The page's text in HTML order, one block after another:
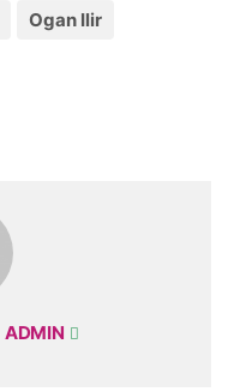
Ogan Ilir
ADMIN